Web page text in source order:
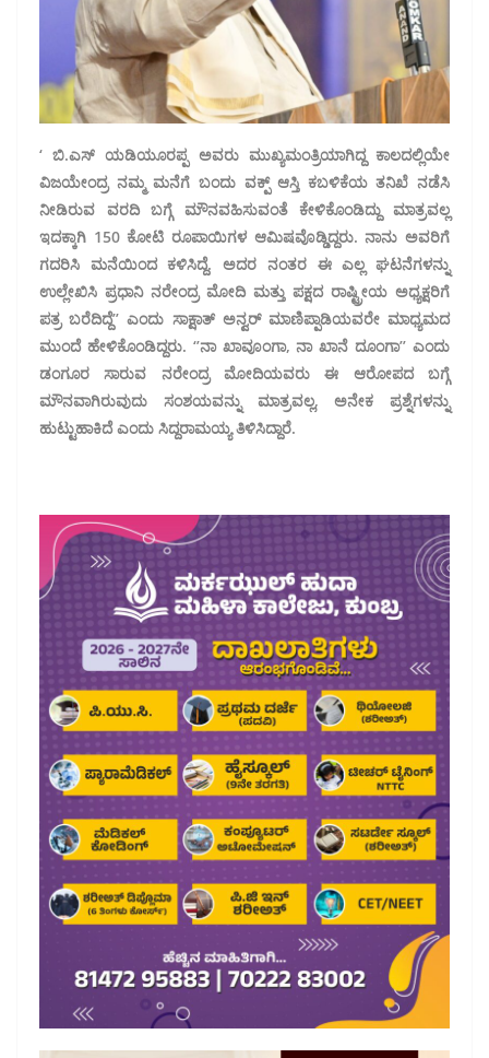
‘ ಬಿ.ಎಸ್ ಯಡಿಯೂರಪ್ಪ ಅವರು ಮುಖ್ಯಮಂತ್ರಿಯಾಗಿದ್ದ ಕಾಲದಲ್ಲಿಯೇ
ವಿಜಯೇಂದ್ರ ನಮ್ಮ ಮನೆಗೆ ಬಂದು ವಕ್ಪ್ ಆಸ್ತಿ ಕಬಳಿಕೆಯ ತನಿಖೆ ನಡೆಸಿ
ನೀಡಿರುವ ವರದಿ ಬಗ್ಗೆ ಮೌನವಹಿಸುವಂತೆ ಕೇಳಿಕೊಂಡಿದ್ದು ಮಾತ್ರವಲ್ಲ
ಇದಕ್ಕಾಗಿ 150 ಕೋಟಿ ರೂಪಾಯಿಗಳ ಆಮಿಷವೊಡ್ಡಿದ್ದರು. ನಾನು ಅವರಿಗೆ
ಗದರಿಸಿ ಮನೆಯಿಂದ ಕಳಿಸಿದ್ದೆ. ಅದರ ನಂತರ ಈ ಎಲ್ಲ ಘಟನೆಗಳನ್ನು
ಉಲ್ಲೇಖಿಸಿ ಪ್ರಧಾನಿ ನರೇಂದ್ರ ಮೋದಿ ಮತ್ತು ಪಕ್ಷದ ರಾಷ್ಟ್ರೀಯ ಅಧ್ಯಕ್ಷರಿಗೆ
ಪತ್ರ ಬರೆದಿದ್ದೆ’’ ಎಂದು ಸಾಕ್ಷಾತ್ ಅನ್ವರ್ ಮಾಣಿಪ್ಪಾಡಿಯವರೇ ಮಾಧ್ಯಮದ
ಮುಂದೆ ಹೇಳಿಕೊಂಡಿದ್ದರು. ‘’ನಾ ಖಾವೂಂಗಾ, ನಾ ಖಾನೆ ದೂಂಗಾ’’ ಎಂದು
ಡಂಗೂರ ಸಾರುವ ನರೇಂದ್ರ ಮೋದಿಯವರು ಈ ಆರೋಪದ ಬಗ್ಗೆ
ಮೌನವಾಗಿರುವುದು ಸಂಶಯವನ್ನು ಮಾತ್ರವಲ್ಲ, ಅನೇಕ ಪ್ರಶ್ನೆಗಳನ್ನು
ಹುಟ್ಟುಹಾಕಿದೆ ಎಂದು ಸಿದ್ದರಾಮಯ್ಯ ತಿಳಿಸಿದ್ದಾರೆ.